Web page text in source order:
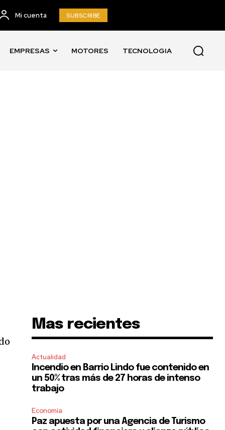
Mi cuenta SUBSCRIBE
EMPRESAS MOTORES TECNOLOGIA
Mas recientes
Actualidad
Incendio en Barrio Lindo fue contenido en
un 50% tras más de 27 horas de intenso
trabajo
Economía
Paz apuesta por una Agencia de Turismo